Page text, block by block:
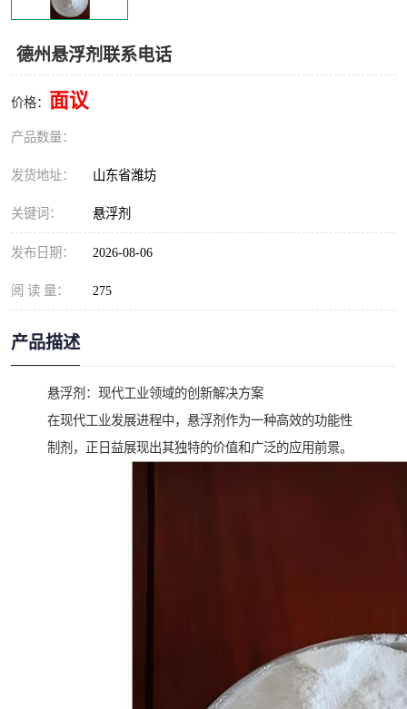
德州悬浮剂联系电话
价格： 面议
产品数量：
发货地址： 山东省潍坊
关键词： 悬浮剂
发布日期： 2026-08-06
阅 读 量： 275
产品描述
悬浮剂：现代工业领域的创新解决方案
在现代工业发展进程中，悬浮剂作为一种高效的功能性
制剂，正日益展现出其独特的价值和广泛的应用前景。